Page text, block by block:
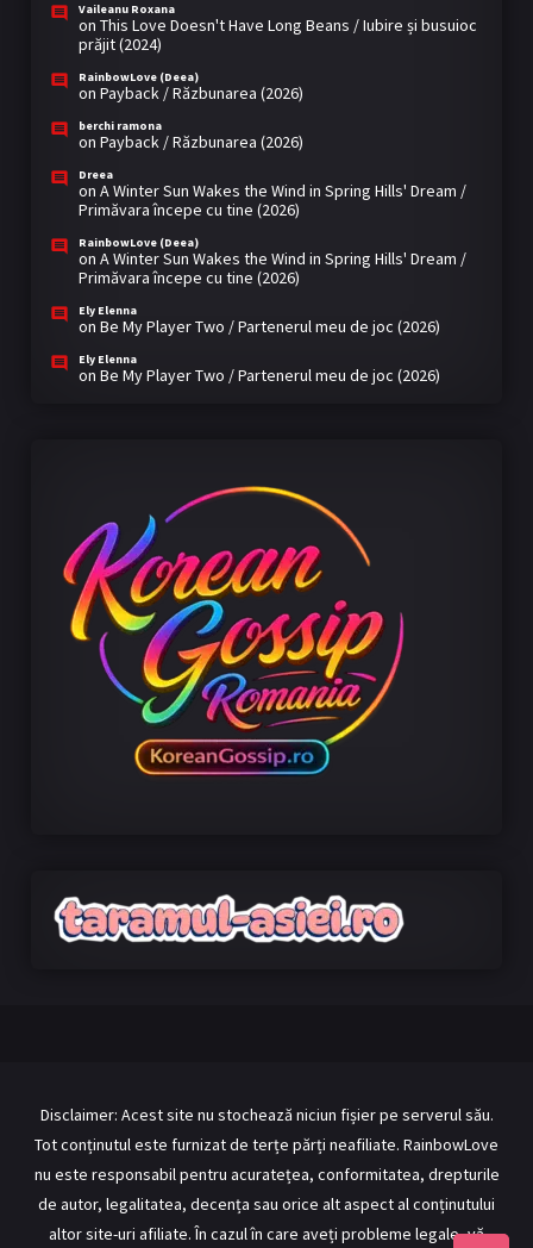
Vaileanu Roxana
on This Love Doesn't Have Long Beans / Iubire și busuioc
prăjit (2024)
RainbowLove (Deea)
on Payback / Răzbunarea (2026)
berchi ramona
on Payback / Răzbunarea (2026)
Dreea
on A Winter Sun Wakes the Wind in Spring Hills' Dream /
Primăvara începe cu tine (2026)
RainbowLove (Deea)
on A Winter Sun Wakes the Wind in Spring Hills' Dream /
Primăvara începe cu tine (2026)
Ely Elenna
on Be My Player Two / Partenerul meu de joc (2026)
Ely Elenna
on Be My Player Two / Partenerul meu de joc (2026)
Disclaimer: Acest site nu stochează niciun fișier pe serverul său.
Tot conținutul este furnizat de terțe părți neafiliate. RainbowLove
nu este responsabil pentru acuratețea, conformitatea, drepturile
de autor, legalitatea, decența sau orice alt aspect al conținutului
altor site-uri afiliate. În cazul în care aveți probleme legale, vă